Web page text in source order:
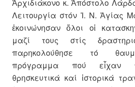
Ἀρχιδιάκονο κ. Ἀπόστολο
Λειτουργία στόν Ἱ. Ν. Ἁγίας
ἐκοινώνησαν ὅλοι οἱ
μαζί τους στίς
παρηκολούθησε τό
πρόγραμμα πού εἶχαν
θρησκευτικά καί ἱστορικά